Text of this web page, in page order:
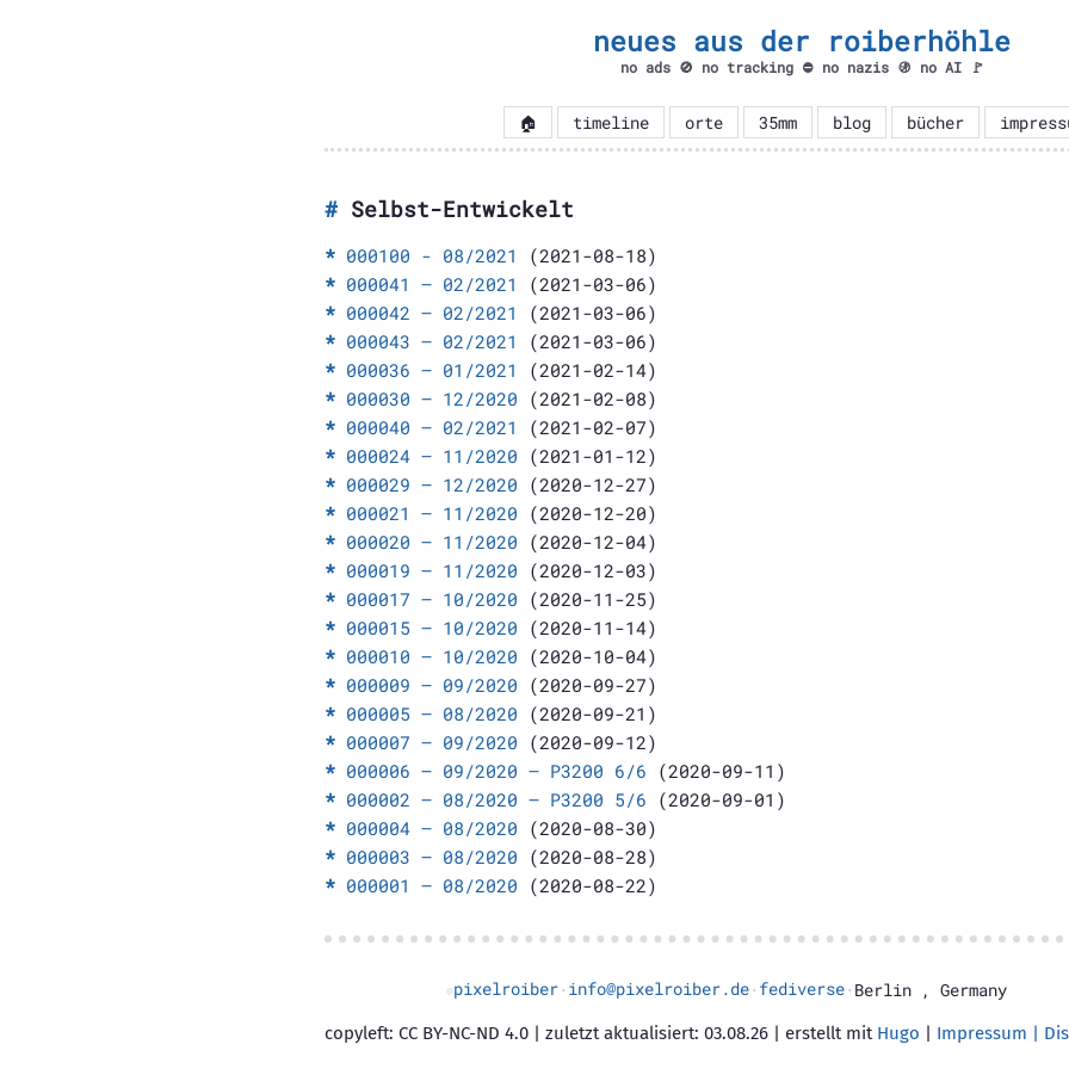
neues aus der roiberhöhle
no ads 🚫 no tracking ⛔ no nazis 🚯 no AI 🚩
🏠 timeline orte 35mm blog bücher
Selbst-Entwickelt
000100 - 08/2021
(2021-08-18)
000041 – 02/2021
(2021-03-06)
000042 – 02/2021
(2021-03-06)
000043 – 02/2021
(2021-03-06)
000036 – 01/2021
(2021-02-14)
000030 – 12/2020 (2021-02-08)
000040 – 02/2021
(2021-02-07)
000024 – 11/2020 (2021-01-12)
000029 – 12/2020 (2020-12-27)
000021 – 11/2020 (2020-12-20)
000020 – 11/2020 (2020-12-04)
000019 – 11/2020 (2020-12-03)
000017 – 10/2020 (2020-11-25)
000015 – 10/2020 (2020-11-14)
000010 – 10/2020 (2020-10-04)
000009 – 09/2020 (2020-09-27)
000005 – 08/2020 (2020-09-21)
000007 – 09/2020 (2020-09-12)
000006 – 09/2020 – P3200 6/6 (2020-09-11)
000002 – 08/2020 – P3200 5/6 (2020-09-01)
000004 – 08/2020 (2020-08-30)
000003 – 08/2020 (2020-08-28)
000001 – 08/2020 (2020-08-22)
pixelroiber· info@pixelroiber.de· fediverse· Berlin , Germany
copyleft: CC BY-NC-ND 4.0 | zuletzt aktualisiert: 03.08.26 | erstellt mit Hugo | Impressum |